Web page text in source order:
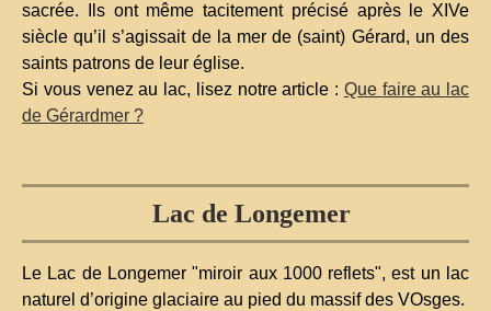
sacrée. Ils ont même tacitement précisé après le XIVe
siècle qu’il s’agissait de la mer de (saint) Gérard, un des
saints patrons de leur église.
Si vous venez au lac, lisez notre article : Que faire au lac
de Gérardmer ?
Lac de Longemer
Le Lac de Longemer "miroir aux 1000 reflets", est un lac
naturel d’origine glaciaire au pied du massif des VOsges.